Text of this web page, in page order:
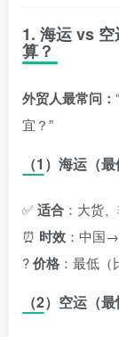
1. 海运 vs
算？
外贸人最常问：
宜？”
（1）海运（
✅适合 ：大货
⏰ 时效 ：中国
?价格 ：最低
（2）空运（